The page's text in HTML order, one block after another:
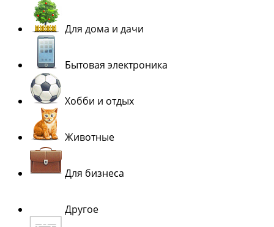
Для дома и дачи
Бытовая электроника
Хобби и отдых
Животные
Для бизнеса
Другое